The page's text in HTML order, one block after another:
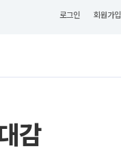
로그인 회원가입
감